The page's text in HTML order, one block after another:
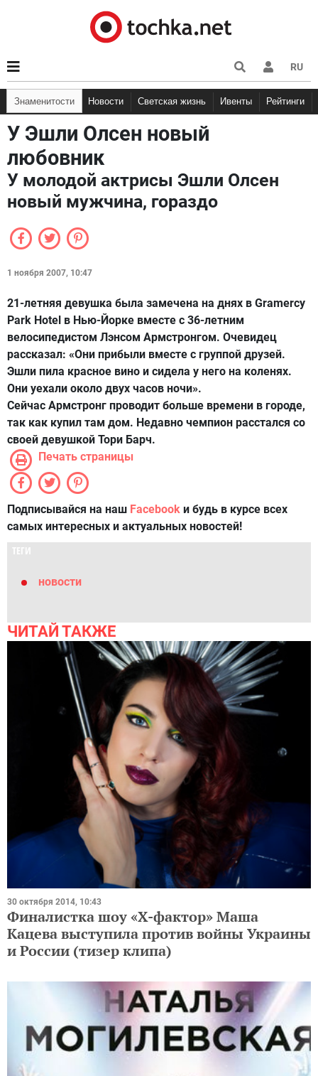
RU
Знаменитости Новости Светская жизнь Ивенты Рейтинги
У Эшли Олсен новый
любовник
У молодой актрисы Эшли Олсен
новый мужчина, гораздо
1 ноября 2007, 10:47
21-летняя девушка была замечена на днях в Gramercy
Park Hotel в Нью-Йорке вместе с 36-летним
велосипедистом Лэнсом Армстронгом. Очевидец
рассказал: «Они прибыли вместе с группой друзей.
Эшли пила красное вино и сидела у него на коленях.
Они уехали около двух часов ночи».
Сейчас Армстронг проводит больше времени в городе,
так как купил там дом. Недавно чемпион расстался со
своей девушкой Тори Барч.
Печать страницы
Подписывайся на наш Facebook и будь в курсе всех
самых интересных и актуальных новостей!
ТЕГИ
новости
ЧИТАЙ ТАКЖЕ
30 октября 2014, 10:43
Финалистка шоу «Х-фактор» Маша
Кацева выступила против войны Украины
и России (тизер клипа)